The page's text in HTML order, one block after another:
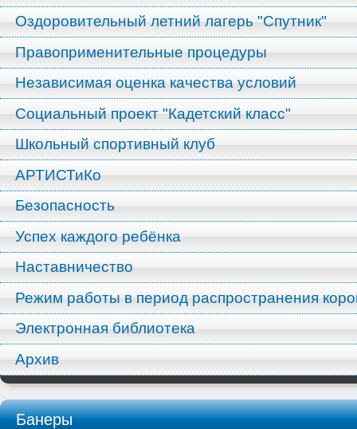
Оздоровительный летний лагерь "Спутник"
Правоприменительные процедуры
Независимая оценка качества условий
Социальный проект "Кадетский класс"
Школьный спортивный клуб
АРТИСТиКо
Безопасность
Успех каждого ребёнка
Наставничество
Режим работы в период распространения
Электронная библиотека
Архив
Банеры